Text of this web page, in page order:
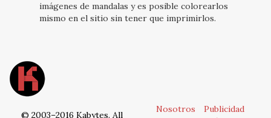
imágenes de mandalas y es posible colorearlos
mismo en el sitio sin tener que imprimirlos.
© 2003–2016 Kabytes. All
Nosotros
Publicidad